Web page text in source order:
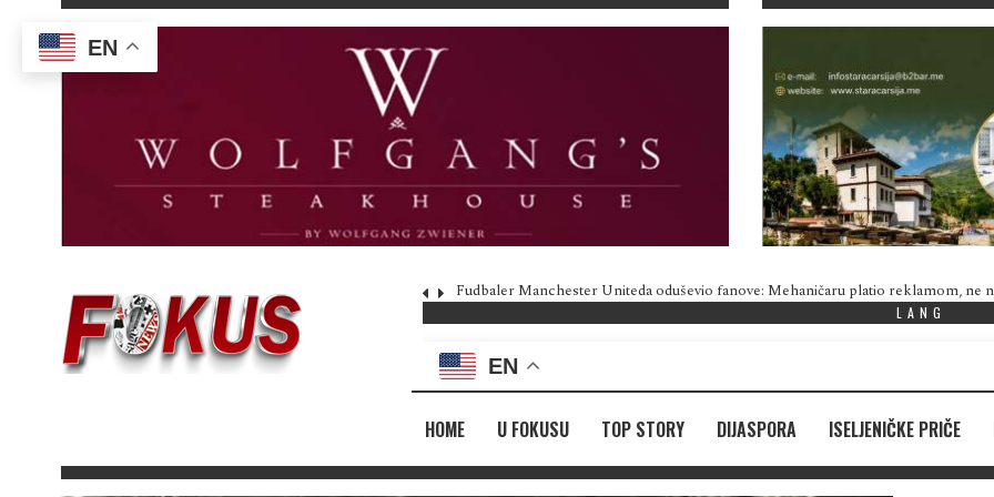
Fudbaler Manchester Uniteda oduševio fanove: Mehaničaru platio reklamom, ne
LANG
EN
HOME U FOKUSU TOP STORY DIJASPORA ISELJENIČKE PRIČE
EN